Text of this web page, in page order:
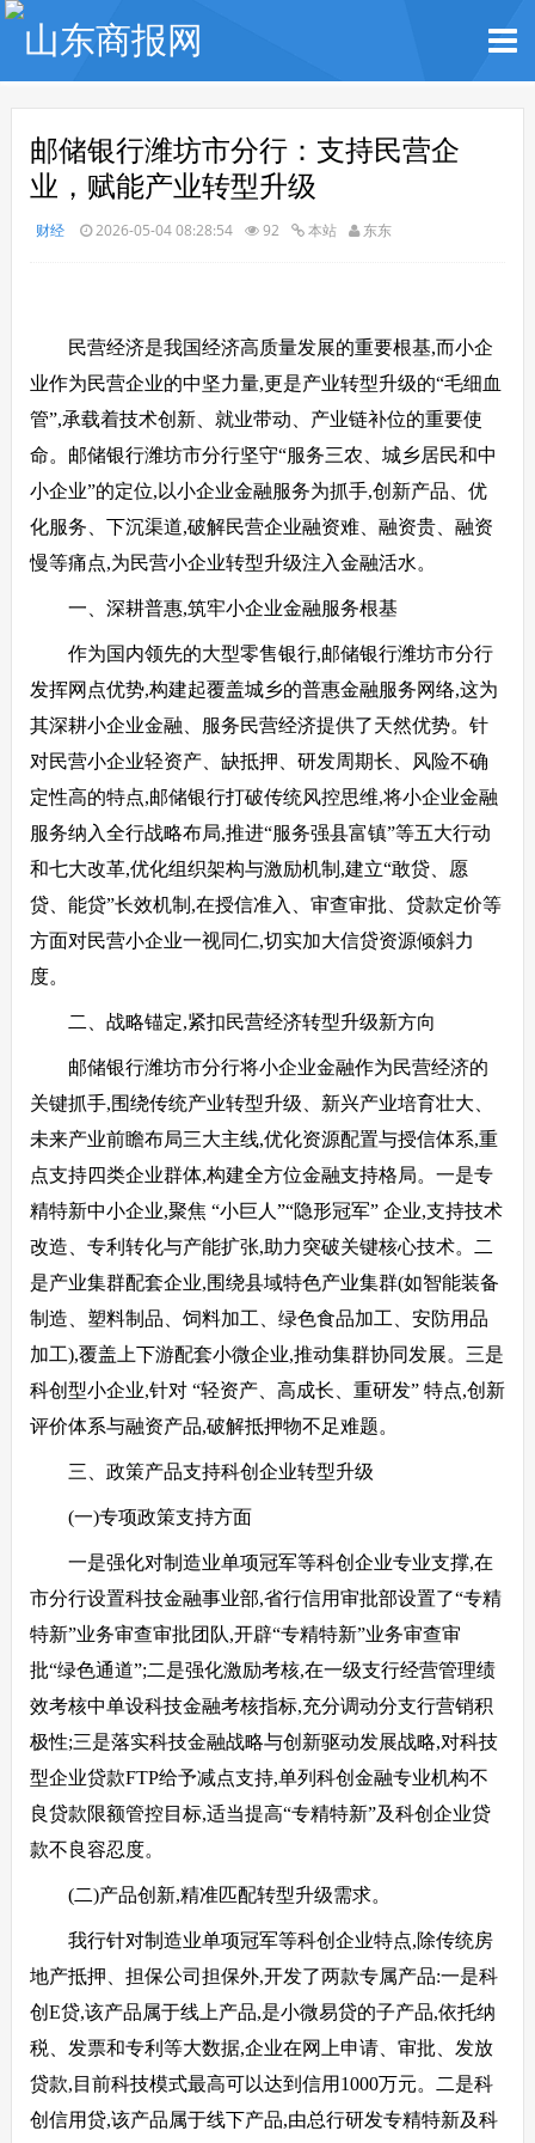
邮储银行潍坊市分行：支持民营企
业，赋能产业转型升级
财经 2026-05-04 08:28:54 92 本站 东东
民营经济是我国经济高质量发展的重要根基,而小企
业作为民营企业的中坚力量,更是产业转型升级的“毛细血
管”,承载着技术创新、就业带动、产业链补位的重要使
命。邮储银行潍坊市分行坚守“服务三农、城乡居民和中
小企业”的定位,以小企业金融服务为抓手,创新产品、优
化服务、下沉渠道,破解民营企业融资难、融资贵、融资
慢等痛点,为民营小企业转型升级注入金融活水。
一、深耕普惠,筑牢小企业金融服务根基
作为国内领先的大型零售银行,邮储银行潍坊市分行
发挥网点优势,构建起覆盖城乡的普惠金融服务网络,这为
其深耕小企业金融、服务民营经济提供了天然优势。针
对民营小企业轻资产、缺抵押、研发周期长、风险不确
定性高的特点,邮储银行打破传统风控思维,将小企业金融
服务纳入全行战略布局,推进“服务强县富镇”等五大行动
和七大改革,优化组织架构与激励机制,建立“敢贷、愿
贷、能贷”长效机制,在授信准入、审查审批、贷款定价等
方面对民营小企业一视同仁,切实加大信贷资源倾斜力
度。
二、战略锚定,紧扣民营经济转型升级新方向
邮储银行潍坊市分行将小企业金融作为民营经济的
关键抓手,围绕传统产业转型升级、新兴产业培育壮大、
未来产业前瞻布局三大主线,优化资源配置与授信体系,重
点支持四类企业群体,构建全方位金融支持格局。一是专
精特新中小企业,聚焦 “小巨人”“隐形冠军” 企业,支持技术
改造、专利转化与产能扩张,助力突破关键核心技术。二
是产业集群配套企业,围绕县域特色产业集群(如智能装备
制造、塑料制品、饲料加工、绿色食品加工、安防用品
加工),覆盖上下游配套小微企业,推动集群协同发展。三是
科创型小企业,针对 “轻资产、高成长、重研发” 特点,创新
评价体系与融资产品,破解抵押物不足难题。
三、政策产品支持科创企业转型升级
(一)专项政策支持方面
一是强化对制造业单项冠军等科创企业专业支撑,在
市分行设置科技金融事业部,省行信用审批部设置了“专精
特新”业务审查审批团队,开辟“专精特新”业务审查审
批“绿色通道”;二是强化激励考核,在一级支行经营管理绩
效考核中单设科技金融考核指标,充分调动分支行营销积
极性;三是落实科技金融战略与创新驱动发展战略,对科技
型企业贷款FTP给予减点支持,单列科创金融专业机构不
良贷款限额管控目标,适当提高“专精特新”及科创企业贷
款不良容忍度。
(二)产品创新,精准匹配转型升级需求。
我行针对制造业单项冠军等科创企业特点,除传统房
地产抵押、担保公司担保外,开发了两款专属产品:一是科
创E贷,该产品属于线上产品,是小微易贷的子产品,依托纳
税、发票和专利等大数据,企业在网上申请、审批、发放
贷款,目前科技模式最高可以达到信用1000万元。二是科
创信用贷,该产品属于线下产品,由总行研发专精特新及科